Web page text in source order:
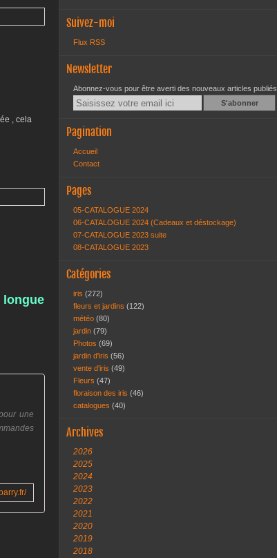
, cela
longue
une
Suivez-moi
Flux RSS
Newsletter
Abonnez-vous pour être averti des nouveaux articles publiés.
Email
Pagination
Accueil
Contact
Pages
05-CATALOGUE 2024
06-CATALOGUE 2024 (Cadeaux et déstockage)
07-CATALOGUE 2023 suite
08-CATALOGUE 2023
Catégories
iris (272)
fleurs et jardins (122)
météo (80)
jardin (79)
Photos (69)
jardin d'iris (56)
vente d'iris (49)
Fleurs (47)
floraison des iris (46)
catalogues (40)
Archives
2026
2025
2024
2023
2022
2021
2020
2019
2018